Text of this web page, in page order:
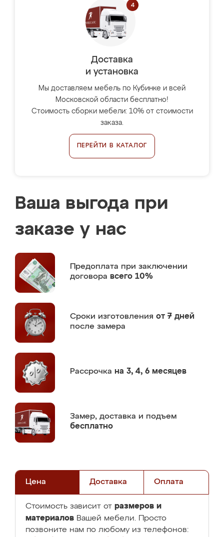
Доставка
и установка
Мы доставляем мебель по Кубинке и всей
Московской области бесплатно!
Стоимость сборки мебели: 10% от стоимости
заказа.
ПЕРЕЙТИ В КАТАЛОГ
Ваша выгода при
заказе у нас
Предоплата при заключении
договора всего 10%
Сроки изготовления от 7 дней
после замера
Рассрочка на 3, 4, 6 месяцев
Замер, доставка и подъем
бесплатно
Цена Доставка Оплата
Стоимость зависит от размеров и
материалов Вашей мебели. Просто
позвоните нам по любому из телефонов: